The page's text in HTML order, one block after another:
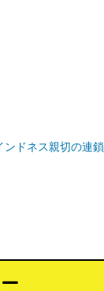
ンドネス親切の連鎖